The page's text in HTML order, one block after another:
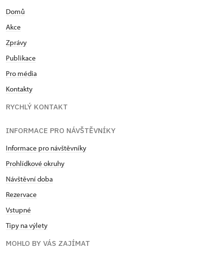
Domů
Akce
Zprávy
Publikace
Pro média
Kontakty
RYCHLÝ KONTAKT
INFORMACE PRO NÁVŠTĚVNÍKY
Informace pro návštěvníky
Prohlídkové okruhy
Návštěvní doba
Rezervace
Vstupné
Tipy na výlety
MOHLO BY VÁS ZAJÍMAT